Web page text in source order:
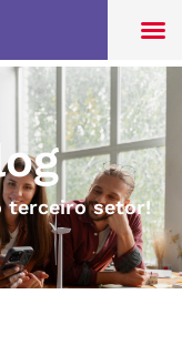
terceiro setor!